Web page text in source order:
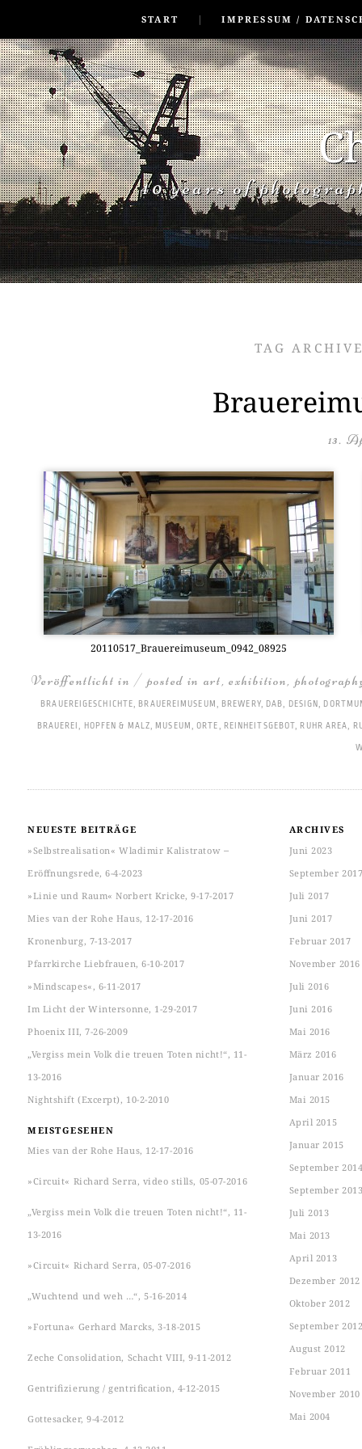
START
IMPRESSUM /
40 years of
TAG
13.
20110517_Brauereimuseum_0942_08925
Veröffentlicht in / posted in art,exhibition,
BRAUEREIGESCHICHTE, BRAUEREIMUSEUM, BREWERY, DAB, DESIGN,
BRAUEREI, HOPFEN & MALZ,MUSEUM,ORTE, REINHEITSGEBOT, RUHR AREA,
NEUESTE BEITRÄGE
»Selbstrealisation« Wladimir Kalistratow ‒
Eröffnungsrede, 6-4-2023
»Linie und Raum« Norbert Kricke, 9-17-2017
Mies van der Rohe Haus, 12-17-2016
Kronenburg, 7-13-2017
Pfarrkirche Liebfrauen, 6-10-2017
»Mindscapes«, 6-11-2017
Im Licht der Wintersonne, 1-29-2017
Phoenix III, 7-26-2009
„Vergiss mein Volk die treuen Toten nicht!“, 11-
13-2016
Nightshift (Excerpt), 10-2-2010
MEISTGESEHEN
Mies van der Rohe Haus, 12-17-2016
»Circuit« Richard Serra, video stills, 05-07-2016
„Vergiss mein Volk die treuen Toten nicht!“, 11-
13-2016
»Circuit« Richard Serra, 05-07-2016
„Wuchtend und weh …“, 5-16-2014
»Fortuna« Gerhard Marcks, 3-18-2015
Zeche Consolidation, Schacht VIII, 9-11-2012
Gentrifizierung / gentrification, 4-12-2015
Gottesacker, 9-4-2012
ARCHIVES
Juni 2023
September
Juli 2017
Juni 2017
Februar 2017
November 2016
Juli 2016
Juni 2016
Mai 2016
März 2016
Januar 2016
Mai 2015
April 2015
Januar 2015
September
September
Juli 2013
Mai 2013
April 2013
Dezember 2012
Oktober 2012
September
August 2012
Februar 2011
November 2010
Mai 2004